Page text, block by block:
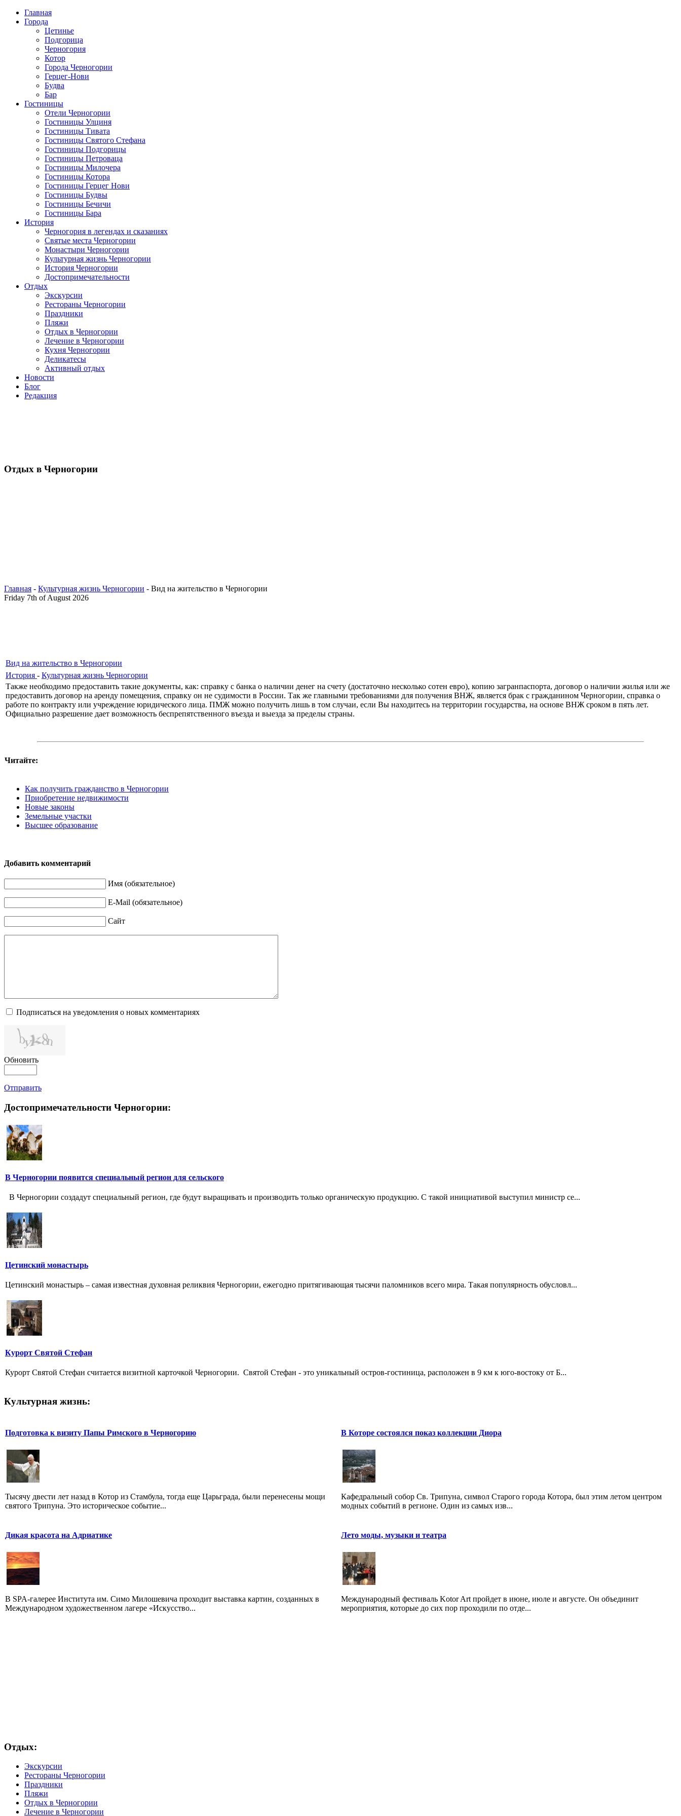
Главная
Города
Цетинье
Подгорица
Черногория
Котор
Города Черногории
Герцег-Нови
Будва
Бар
Гостиницы
Отели Черногории
Гостиницы Улциня
Гостиницы Тивата
Гостиницы Святого Стефана
Гостиницы Подгорицы
Гостиницы Петроваца
Гостиницы Милочера
Гостиницы Котора
Гостиницы Герцег Нови
Гостиницы Будвы
Гостиницы Бечичи
Гостиницы Бара
История
Черногория в легендах и сказаниях
Святые места Черногории
Монастыри Черногории
Культурная жизнь Черногории
История Черногории
Достопримечательности
Отдых
Экскурсии
Рестораны Черногории
Праздники
Пляжи
Отдых в Черногории
Лечение в Черногории
Кухня Черногории
Деликатесы
Активный отдых
Новости
Блог
Редакция
Отдых в Черногории
Главная - Культурная жизнь Черногории - Вид на жительство в Черногории
Friday 7th of August 2026
Вид на жительство в Черногории
История - Культурная жизнь Черногории
Также необходимо предоставить такие документы, как: справку с банка о наличии денег на счету (достаточно несколько сотен евро), копию загранпаспорта, договор о наличии жилья или же
предоставить договор на аренду помещения, справку он не судимости в России. Так же главными требованиями для получения ВНЖ, является брак с гражданином Черногории, справка о
работе по контракту или учреждение юридического лица. ПМЖ можно получить лишь в том случаи, если Вы находитесь на территории государства, на основе ВНЖ сроком в пять лет.
Официально разрешение дает возможность беспрепятственного въезда и выезда за пределы страны.
Читайте:
Как получить гражданство в Черногории
Приобретение недвижимости
Новые законы
Земельные участки
Высшее образование
Добавить комментарий
Имя (обязательное)
E-Mail (обязательное)
Сайт
Подписаться на уведомления о новых комментариях
Обновить
Отправить
Достопримечательности Черногории:
В Черногории появится специальный регион для сельского
В Черногории создадут специальный регион, где будут выращивать и производить только органическую продукцию. С такой инициативой выступил министр се...
Цетинский монастырь
Цетинский монастырь – самая известная духовная реликвия Черногории, ежегодно притягивающая тысячи паломников всего мира. Такая популярность обусловл...
Курорт Святой Стефан
Курорт Святой Стефан считается визитной карточкой Черногории. Святой Стефан - это уникальный остров-гостиница, расположен в 9 км к юго-востоку от Б...
Культурная жизнь:
Подготовка к визиту Папы Римского в Черногорию
Тысячу двести лет назад в Котор из Стамбула, тогда еще Царьграда, были перенесены мощи
святого Трипуна. Это историческое событие...
В Которе состоялся показ коллекции Диора
Кафедральный собор Св. Трипуна, символ Старого города Котора, был этим летом центром
модных событий в регионе. Один из самых изв...
Дикая красота на Адриатике
В SPA-галерее Института им. Симо Милошевича проходит выставка картин, созданных в
Международном художественном лагере «Искусство...
Лето моды, музыки и театра
Международный фестиваль Kotor Art пройдет в июне, июле и августе. Он объединит
мероприятия, которые до сих пор проходили по отде...
Отдых:
Экскурсии
Рестораны Черногории
Праздники
Пляжи
Отдых в Черногории
Лечение в Черногории